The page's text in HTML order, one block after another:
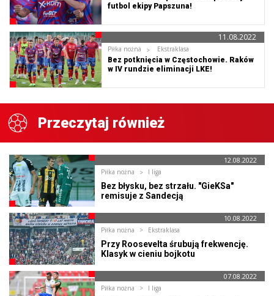
futbol ekipy Papszuna!
Piłka nożna
Ekstraklasa
Bez potknięcia w Częstochowie. Raków
w IV rundzie eliminacji LKE!
11.08.2022
Przeczytaj również
12.08.2022
Piłka nożna I liga
Bez błysku, bez strzału. "GieKSa"
remisuje z Sandecją
10.08.2022
Piłka nożna Ekstraklasa
Przy Roosevelta śrubują frekwencję.
Klasyk w cieniu bojkotu
07.08.2022
Piłka nożna I liga